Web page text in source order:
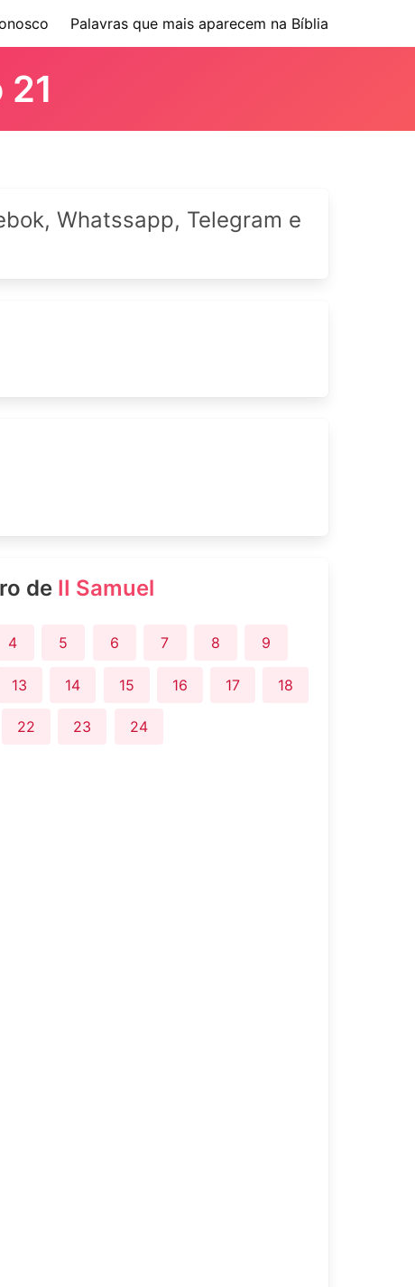
Palavras que mais aparecem na Bíblia
Whatssapp, Telegram e
de II Samuel
4 5 6 7 8 9
13 14 15 16 17 18
22 23 24